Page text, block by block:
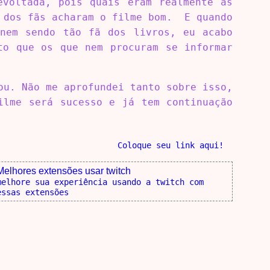
fãs acharam o filme bom. E quando
sendo tão fã dos livros, eu acabo
que os que nem procuram se informar
Não me aprofundei tanto sobre isso,
será sucesso e já tem continuação
Coloque seu link aqui!
extensões usar twitch
sua experiência usando a twitch com
extensões